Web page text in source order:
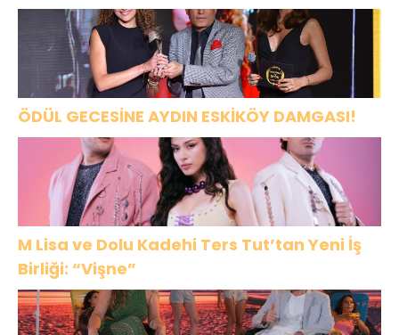
ÖDÜL GECESİNE AYDIN ESKİKÖY DAMGASI!
M Lisa ve Dolu Kadehi Ters Tut’tan Yeni İş
Birliği: “Vişne”